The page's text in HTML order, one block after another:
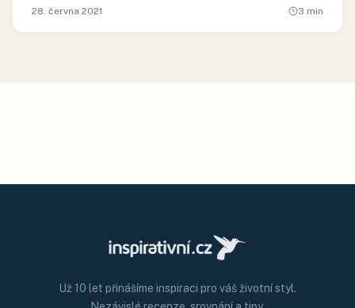
28. června 2021 3 min
Už 10 let přinášíme inspiraci pro váš životní styl.